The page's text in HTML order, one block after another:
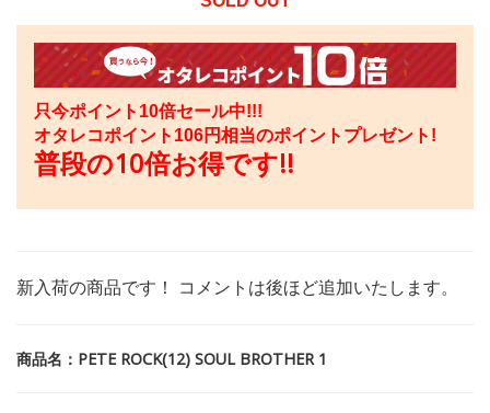
只今ポイント10倍セール中!!!
オタレコポイント 106円相当のポイントプレゼント!
普段の10倍お得です!!
新入荷の商品です！ コメントは後ほど追加いたします。
商品名：PETE ROCK(12) SOUL BROTHER 1